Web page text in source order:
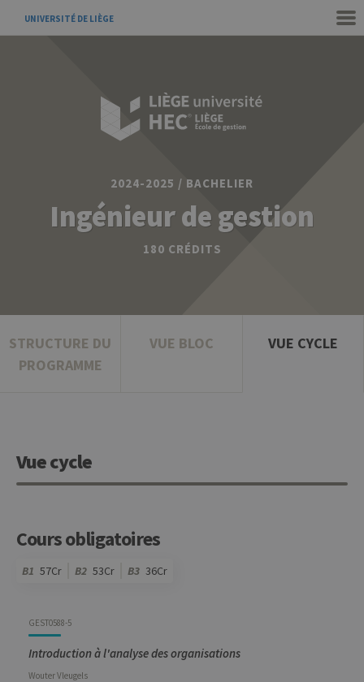
UNIVERSITÉ DE LIÈGE
2024-2025 / BACHELIER
Ingénieur de gestion
180 CRÉDITS
STRUCTURE DU
PROGRAMME
VUE BLOC VUE CYCLE
Vue cycle
Cours obligatoires
B1 57Cr B2 53Cr B3 36Cr
GEST0588-5
Introduction à l'analyse des organisations
WouterVleugels